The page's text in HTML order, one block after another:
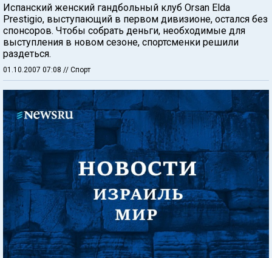
Испанский женский гандбольный клуб Orsan Elda
Prestigio, выступающий в первом дивизионе, остался без
спонсоров. Чтобы собрать деньги, необходимые для
выступления в новом сезоне, спортсменки решили
раздеться.
01.10.2007 07:08 // Спорт